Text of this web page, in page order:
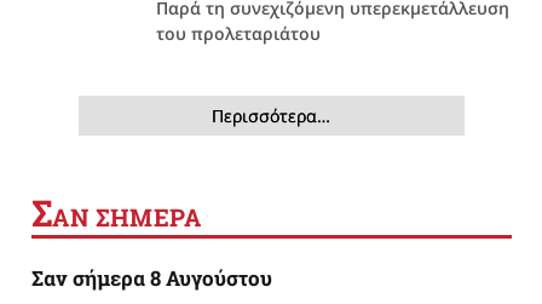
Παρά τη συνεχιζόμενη υπερεκμετάλλευση
του προλεταριάτου
Περισσότερα…
ΣΑΝ ΣΗΜΕΡΑ
Σαν σήμερα 8 Αυγούστου